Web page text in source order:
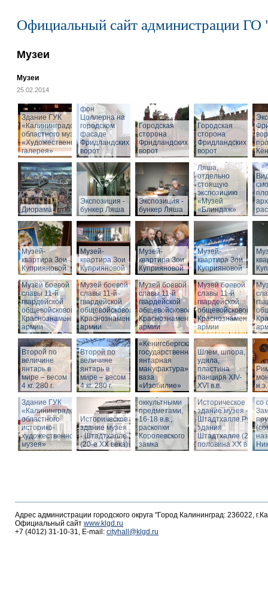
Официальный сайт администрации ГО
Музеи
Музеи
25.02.2014
Здание ГУК
«Калининградского
областного музея
«Художественная
галерея»
фон
Цоллерна на
городском
фасаде
Фридландских
ворот
Городская
сторона
Фридландских
ворот
Городская
сторона
Фридландских
ворот
Диорама
Экспозиция -
бункер Ляша
Экспозиция -
бункер Ляша
Вход в бункер
Ляша,
отдельно
стоящую
экспозицию
«Музей
«Блиндаж»
Музей-
квартира Зои
Куприяновой
Музей-
квартира Зои
Куприяновой
Музей-
квартира Зои
Куприяновой
Музей-
квартира Зои
Куприяновой
Музей боевой
славы 11-й
гвардейской
общевойсковой
Краснознаменной
армии
Музей боевой
славы 11-й
гвардейской
общевойсковой
Краснознаменной
армии
Музей боевой
славы 11-й
гвардейской
общевойсковой
Краснознаменной
армии
Музей боевой
славы 11-й
гвардейской
общевойсковой
Краснознаменной
армии
Второй по
величине
янтарь в
мире – весом
4 кг. 280 г.
Второй по
величине
янтарь в
мире – весом
4 кг. 280 г.
«Кёнигсбергская
государственная
янтарная
мануфактура» -
ваза
«Изобилие»
Шлем, шпора,
удила,
пластина
панциря XIV-
XVI в.в.
Здание ГУК
«Калининградского
областного
историко-
художественного
музея»
Историческое
здание музея
- Штадтхалле
(20-е XX века)
Шкатулка с
оккультными
предметами,
16-18 в.в.,
раскопки
Королевского
замка
Историческое
здание музея -
Штадтхалле.Руины
здания
Штадтхалле (2-я
половина ХХ века)
-
со
Адрес администрации городского округа "Город Калининград: 236022,
Официальный сайт www.klgd.ru
+7 (4012) 31-10-31, E-mail: cityhall@klgd.ru